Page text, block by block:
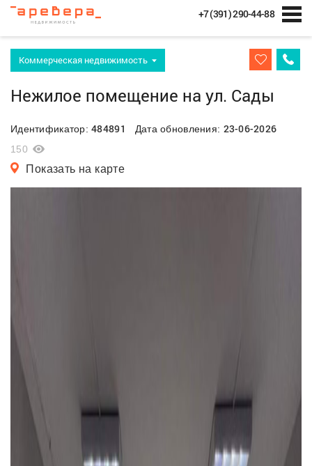
+7 (391) 290-44-88
Коммерческая недвижимость
Нежилое помещение на ул. Сады
Идентификатор:484891 Дата обновления: 23-06-2026
150
Показать на карте